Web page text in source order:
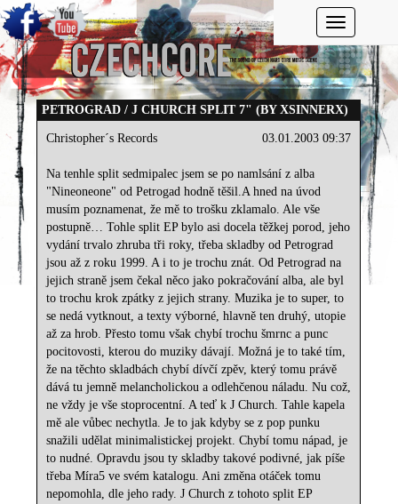
Toggle
PETROGRAD / J CHURCH SPLIT 7" (BY XSINNERX)
03.01.2003 09:37
Christopher´s Records
Na tenhle split sedmipalec jsem se po namlsání z alba
"Nineoneone" od Petrogad hodně těšil.A hned na úvod
musím poznamenat, že mě to trošku zklamalo. Ale vše
postupně… Tohle split EP bylo asi docela těžkej porod, jeho
vydání trvalo zhruba tři roky, třeba skladby od Petrograd
jsou až z roku 1999. A i to je trochu znát. Od Petrograd na
jejich straně jsem čekal něco jako pokračování alba, ale byl
to trochu krok zpátky z jejich strany. Muzika je to super, to
se nedá vytknout, a texty výborné, hlavně ten druhý, utopie
až za hrob. Přesto tomu však chybí trochu šmrnc a punc
pocitovosti, kterou do muziky dávají. Možná je to také tím,
že na těchto skladbách chybí dívčí zpěv, který tomu právě
dává tu jemně melancholickou a odlehčenou náladu. Nu což,
ne vždy je vše stoprocentní. A teď k J Church. Tahle kapela
mě ale vůbec nechytla. Je to jak kdyby se z pop punku
snažili udělat minimalistickej projekt. Chybí tomu nápad, je
to nudné. Opravdu jsou ty skladby takové podivné, jak píše
třeba Míra5 ve svém katalogu. Ani změna otáček tomu
nepomohla, dle jeho rady. J Church z tohoto split EP